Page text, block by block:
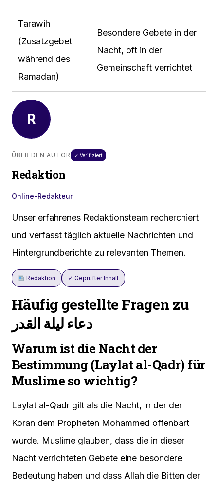
Tarawih
(Zusatzgebet
während des
Ramadan)
Besondere Gebete in der
Nacht, oft in der
Gemeinschaft verrichtet
R
ÜBER DEN AUTOR ✓ Verifiziert
Redaktion
Online-Redakteur
Unser erfahrenes Redaktionsteam recherchiert
und verfasst täglich aktuelle Nachrichten und
Hintergrundberichte zu relevanten Themen.
Redaktion ✓ Geprüfter Inhalt
Häufig gestellte Fragen zu
دعاء ليلة القدر
Warum ist die Nacht der
Bestimmung (Laylat al-Qadr) für
Muslime so wichtig?
Laylat al-Qadr gilt als die Nacht, in der der
Koran dem Propheten Mohammed offenbart
wurde. Muslime glauben, dass die in dieser
Nacht verrichteten Gebete eine besondere
Bedeutung haben und dass Allah die Bitten der